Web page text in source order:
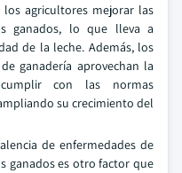
agricultores mejorar las
ganados, lo que lleva a
de la leche. Además, los
ganadería aprovechan la
con las normas
su crecimiento del
de enfermedades de
ganados es otro factor que